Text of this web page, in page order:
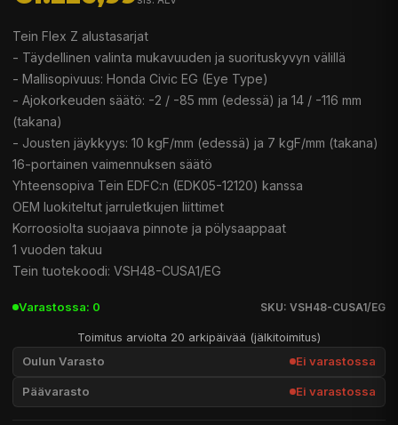
Tein Flex Z alustasarjat
- Täydellinen valinta mukavuuden ja suorituskyvyn välillä
- Mallisopivuus: Honda Civic EG (Eye Type)
- Ajokorkeuden säätö: -2 / -85 mm (edessä) ja 14 / -116 mm
(takana)
- Jousten jäykkyys: 10 kgF/mm (edessä) ja 7 kgF/mm (takana)
16-portainen vaimennuksen säätö
Yhteensopiva Tein EDFC:n (EDK05-12120) kanssa
OEM luokiteltut jarruletkujen liittimet
Korroosiolta suojaava pinnote ja pölysaappaat
1 vuoden takuu
Tein tuotekoodi: VSH48-CUSA1/EG
Varastossa: 0 SKU: VSH48-CUSA1/EG
Toimitus arviolta 20 arkipäivää (jälkitoimitus)
Oulun Varasto Ei varastossa
Päävarasto Ei varastossa